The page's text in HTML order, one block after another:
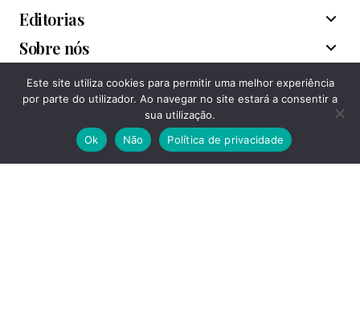
Editorias
Sobre nós
Associações
Este site utiliza cookies para permitir uma melhor experiência
por parte do utilizador. Ao navegar no site estará a consentir a
sua utilização.
Ok
Não Política de privacidade